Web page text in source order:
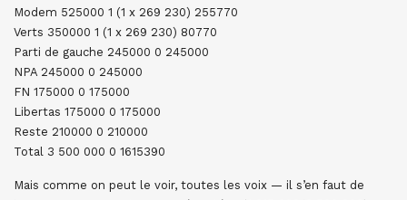
Modem 525000 1 (1 x 269 230) 255770
Verts 350000 1 (1 x 269 230) 80770
Parti de gauche 245000 0 245000
NPA 245000 0 245000
FN 175000 0 175000
Libertas 175000 0 175000
Reste 210000 0 210000
Total 3 500 000 0 1615390
Mais comme on peut le voir, toutes les voix — il s’en faut de